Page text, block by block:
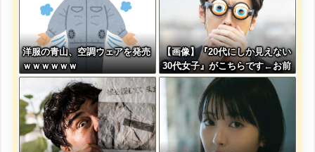
洋服の青山、空調ウェアを発売
ｗｗｗｗｗｗ
【画像】『20代にしか見えない
30代女子』がこちらです←お前
らから見てどう？？？？？？？